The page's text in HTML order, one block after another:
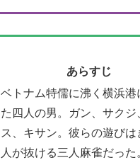
あらすじ
ベトナム特儒に沸く横浜港
た四人の男。ガン、サクジ
ス、キサン。彼らの遊びは
人が抜ける三人麻雀だっ